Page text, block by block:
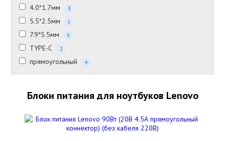
4.0*1.7мм 3
5.5*2.5мм 1
7.9*5.5мм 3
TYPE-C 2
прямоугольный 4
Блоки питания для ноутбуков Lenovo